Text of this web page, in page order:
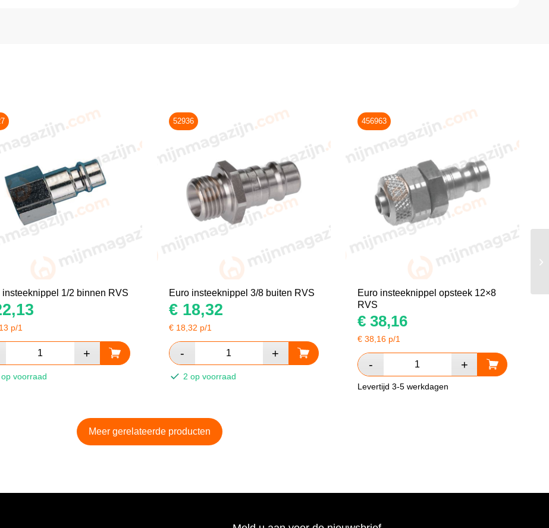
insteeknippel 1/2 binnen RVS
p/1
voorraad
52936
Euro insteeknippel 3/8 buiten RVS
€18,32
€ 18,32 p/1
2 op voorraad
456963
Euro insteeknippel opsteek 12×8
RVS
€38,16
€ 38,16p/1
Levertijd 3-5 werkdagen
Meer gerelateerde producten